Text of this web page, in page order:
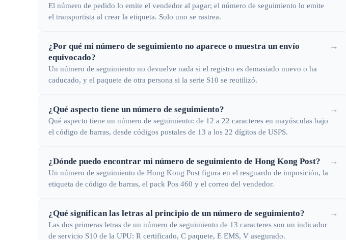
El número de pedido lo emite el vendedor al pagar; el número de seguimiento lo emite
el transportista al crear la etiqueta. Solo uno se rastrea.
¿Por qué mi número de seguimiento no aparece o muestra un envío
equivocado?
Un número de seguimiento no devuelve nada si el registro es demasiado nuevo o ha
caducado, y el paquete de otra persona si la serie S10 se reutilizó.
→
¿Qué aspecto tiene un número de seguimiento?
Qué aspecto tiene un número de seguimiento: de 12 a 22 caracteres en mayúsculas bajo
el código de barras, desde códigos postales de 13 a los 22 dígitos de USPS.
→
¿Dónde puedo encontrar mi número de seguimiento de Hong Kong Post?
Un número de seguimiento de Hong Kong Post figura en el resguardo de imposición, la
etiqueta de código de barras, el pack Pos 460 y el correo del vendedor.
→
¿Qué significan las letras al principio de un número de seguimiento?
Las dos primeras letras de un número de seguimiento de 13 caracteres son un indicador
de servicio S10 de la UPU: R certificado, C paquete, E EMS, V asegurado.
→